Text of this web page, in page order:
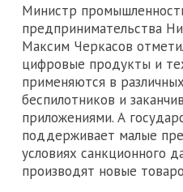
Министр
предпринимательства
Максим Черкасов
цифровые продукты и
применяются в
беспилотников и
приложениями. А
поддерживает малые
условиях санкционного
производят новые